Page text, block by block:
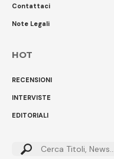
Contattaci
Note Legali
HOT
RECENSIONI
INTERVISTE
EDITORIALI